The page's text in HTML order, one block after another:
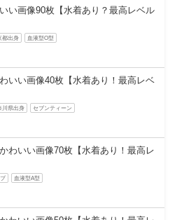
い画像90枚【水着あり？最高レベル
都出身 血液型O型
いい画像40枚【水着あり！最高レベ
川県出身 セブンティーン
わいい画像70枚【水着あり！最高レ
血液型A型